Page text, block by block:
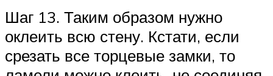
Шаг 13. Таким образом нужно
оклеить всю стену. Кстати, если
срезать все торцевые замки, то